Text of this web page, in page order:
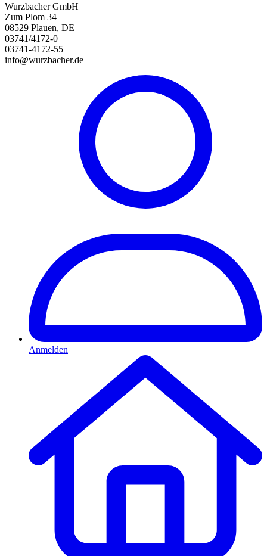
Wurzbacher GmbH
Zum Plom 34
08529 Plauen, DE
03741/4172-0
03741-4172-55
info@wurzbacher.de
Anmelden